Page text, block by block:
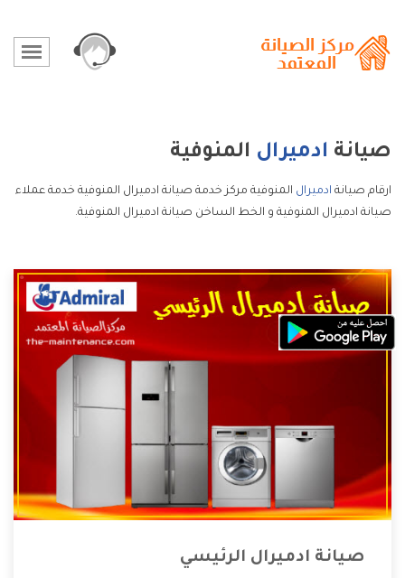
صيانة ادميرال المنوفية
ارقام صيانة ادميرال المنوفية مركز خدمة صيانة ادميرال المنوفية خدمة عملاء
صيانة ادميرال المنوفية و الخط الساخن صيانة ادميرال المنوفية.
صيانة ادميرال الرئيسي